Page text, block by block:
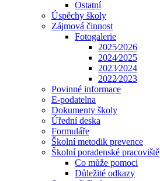
Ostatní
Úspěchy školy
Zájmová činnost
Fotogalerie
2025⁄2026
2024⁄2025
2023⁄2024
2022⁄2023
Povinné informace
E-podatelna
Dokumenty školy
Úřední deska
Formuláře
Školní metodik prevence
Školní poradenské pracoviště
Co může pomoci
Důležité odkazy